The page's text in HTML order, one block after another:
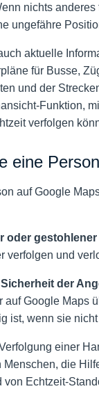
nichts
ungefähre
aktuelle
für Busse,
und der
Funktion,
verfolgen
eine
auf Google
oder gestohlener
verfolgen und
der
auf Google Maps
ist, wenn sie
einer
die
von Echtzeit-